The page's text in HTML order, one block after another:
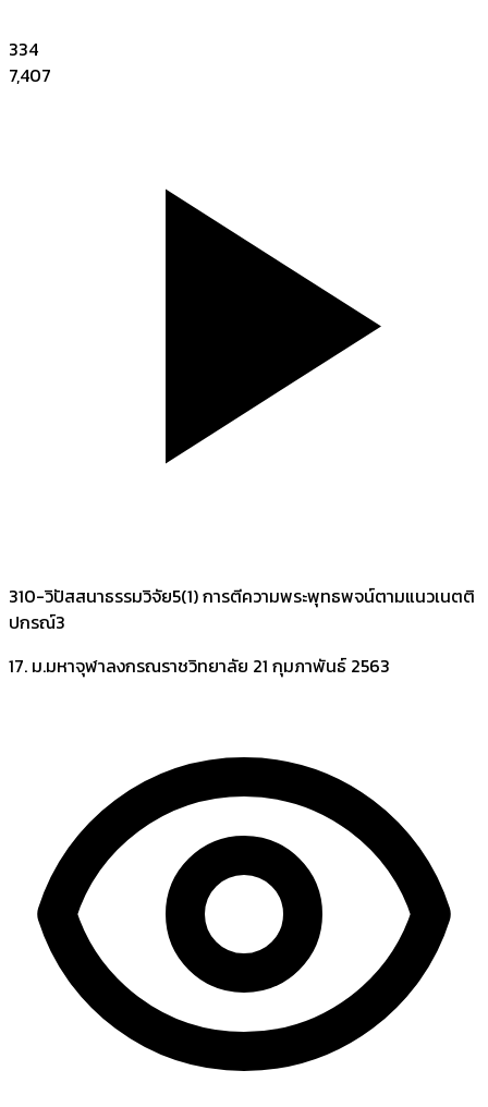
334
7,407
310-วิปัสสนาธรรมวิจัย5(1) การตีความพระพุทธพจน์ตามแนวเนตติ
ปกรณ์3
17. ม.มหาจุฬาลงกรณราชวิทยาลัย 21 กุมภาพันธ์ 2563